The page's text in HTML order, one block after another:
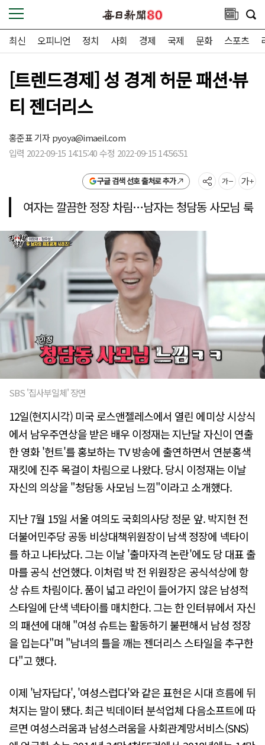
최신 오피니언 정치 사회 경제 국제 문화 스포츠
[트렌드경제] 성 경계 허문 패션·뷰
티 젠더리스
홍준표 기자pyoya@imaeil.com
입력 2022-09-15 14:15:40 수정 2022-09-15 14:56:51
구글 검색 선호 출처로 추가
여자는 깔끔한 정장 차림…남자는 청담동 사모님 룩
SBS '집사부일체' 장면
12일(현지시각) 미국 로스앤젤레스에서 열린 에미상 시상식
에서 남우주연상을 받은 배우 이정재는 지난달 자신이 연출
한 영화 '헌트'를 홍보하는 TV 방송에 출연하면서 연분홍색
재킷에 진주 목걸이 차림으로 나왔다. 당시 이정재는 이날
자신의 의상을 "청담동 사모님 느낌"이라고 소개했다.
지난 7월 15일 서울 여의도 국회의사당 정문 앞. 박지현 전
더불어민주당 공동 비상대책위원장이 남색 정장에 넥타이
를 하고 나타났다. 그는 이날 '출마자격 논란'에도 당 대표 출
마를 공식 선언했다. 이처럼 박 전 위원장은 공식석상에 항
상 슈트 차림이다. 품이 넓고 라인이 들어가지 않은 남성적
스타일에 단색 넥타이를 매치한다. 그는 한 인터뷰에서 자신
의 패션에 대해 "여성 슈트는 활동하기 불편해서 남성 정장
을 입는다"며 "남녀의 틀을 깨는 젠더리스 스타일을 추구한
다"고 했다.
이제 '남자답다', '여성스럽다'와 같은 표현은 시대 흐름에 뒤
처지는 말이 됐다. 최근 빅데이터 분석업체 다음소프트에 따
르면 여성스러움과 남성스러움을 사회관계망서비스(SNS)